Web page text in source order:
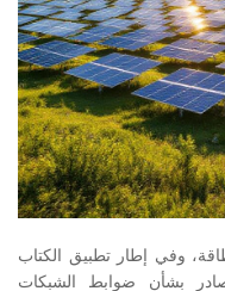
وفي إطار تطبيق الكتاب
رقم (2) لسنة 2025 الصادر بشأن ضوابط الشبكات